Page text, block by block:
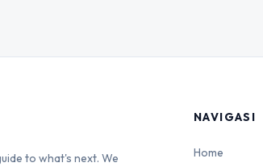
to what's next. We
NAVIGASI
Home